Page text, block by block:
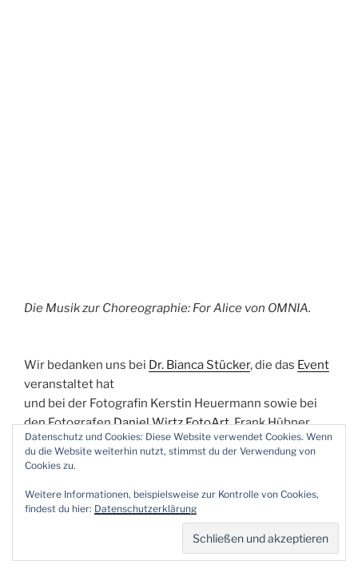
Die Musik zur Choreographie: For Alice von OMNIA.
Wir bedanken uns bei Dr. Bianca Stücker, die das Event
veranstaltet hat
und bei der Fotografin Kerstin Heuermann sowie bei
den FotografenDaniel Wirtz FotoArt, Frank Hübner
(BilderKnipser), Detlev Janssen (Colorful Impressions)
undSteff Aperdannier
für die Erlaubnis, die Bilder zu
Datenschutz und Cookies: Diese Website verwendet Cookies. Wenn
du die Website weiterhin nutzt, stimmst du der Verwendung von
Cookies zu.
Weitere Informationen, beispielsweise zur Kontrolle von Cookies,
findest du hier: Datenschutzerklärung